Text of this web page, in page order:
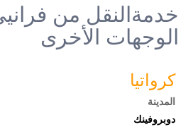
خدمةالنقل من
الوجهات الأخرى
كرواتيا
المدينة
دوبروفينك